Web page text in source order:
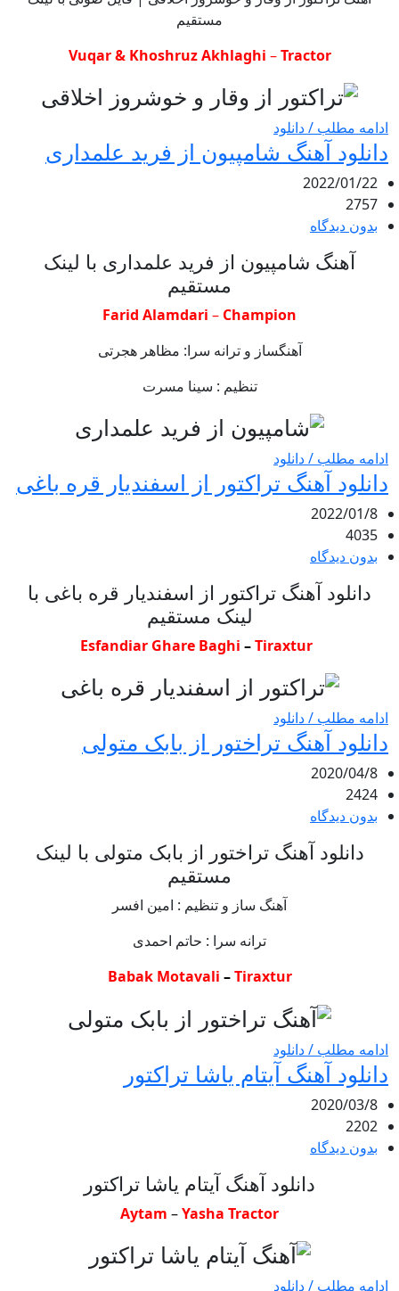
مستقیم
Vuqar & Khoshruz Akhlaghi –Tractor
ادامه مطلب / دانلود
دانلود آهنگ شامپیون از فرید علمداری
2022/01/22
2757
بدون دیدگاه
آهنگ شامپیون از فرید علمداری با لینک
مستقیم
Farid Alamdari – Champion
آهنگساز و ترانه سرا: مظاهر هجرتی
تنظیم : سینا مسرت
ادامه مطلب / دانلود
دانلود آهنگ تراکتور از اسفندیار قره باغی
2022/01/8
4035
بدون دیدگاه
دانلود آهنگ تراکتور از اسفندیار قره باغی با
لینک مستقیم
Esfandiar Ghare Baghi – Tiraxtur
ادامه مطلب / دانلود
دانلود آهنگ تراختور از بابک متولی
2020/04/8
2424
بدون دیدگاه
دانلود آهنگ تراختور از بابک متولی با لینک
مستقیم
آهنگ ساز و تنظیم : امین افسر
ترانه سرا : حاتم احمدی
Babak Motavali – Tiraxtur
ادامه مطلب / دانلود
دانلود آهنگ آیتام یاشا تراکتور
2020/03/8
2202
بدون دیدگاه
دانلود آهنگ آیتام یاشا تراکتور
Aytam –Yasha Tractor
ادامه مطلب / دانلود